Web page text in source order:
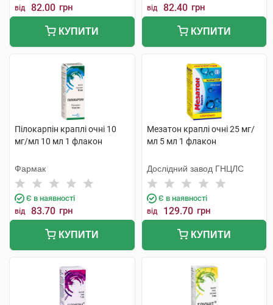
від 82.00 грн
КУПИТИ
від 82.40 грн
КУПИТИ
Пілокарпін краплі очні 10
мг/мл 10 мл 1 флакон
Фармак
Є в наявності
від 83.70 грн
КУПИТИ
Мезатон краплі очні 25 мг/
мл 5 мл 1 флакон
Дослідний завод ГНЦЛС
Є в наявності
від 129.70 грн
КУПИТИ